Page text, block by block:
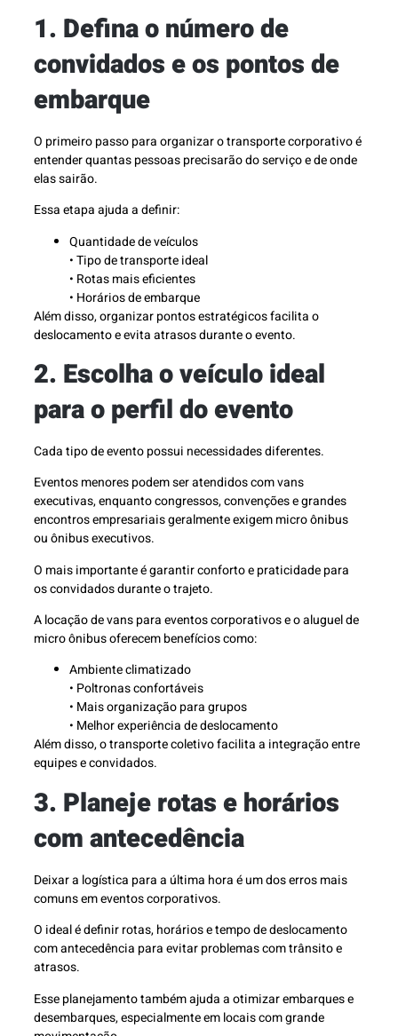
1. Defina o número de
convidados e os pontos de
embarque
O primeiro passo para organizar o transporte corporativo é
entender quantas pessoas precisarão do serviço e de onde
elas sairão.
Essa etapa ajuda a definir:
Quantidade de veículos
• Tipo de transporte ideal
• Rotas mais eficientes
• Horários de embarque
Além disso, organizar pontos estratégicos facilita o
deslocamento e evita atrasos durante o evento.
2. Escolha o veículo ideal
para o perfil do evento
Cada tipo de evento possui necessidades diferentes.
Eventos menores podem ser atendidos com vans
executivas, enquanto congressos, convenções e grandes
encontros empresariais geralmente exigem micro ônibus
ou ônibus executivos.
O mais importante é garantir conforto e praticidade para
os convidados durante o trajeto.
A locação de vans para eventos corporativos e o aluguel de
micro ônibus oferecem benefícios como:
Ambiente climatizado
• Poltronas confortáveis
• Mais organização para grupos
• Melhor experiência de deslocamento
Além disso, o transporte coletivo facilita a integração entre
equipes e convidados.
3. Planeje rotas e horários
com antecedência
Deixar a logística para a última hora é um dos erros mais
comuns em eventos corporativos.
O ideal é definir rotas, horários e tempo de deslocamento
com antecedência para evitar problemas com trânsito e
atrasos.
Esse planejamento também ajuda a otimizar embarques e
desembarques, especialmente em locais com grande